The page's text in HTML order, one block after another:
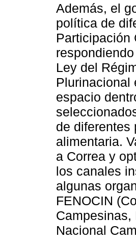
Además, el
política de
Participación
Ley del
Plurinacional
espacio
de diferentes
alimentaria.
a Correa y
los canales
algunas
FENOCIN
Campesinas,
Nacional